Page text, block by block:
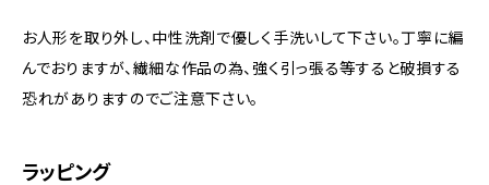
お人形を取り外し、中性洗剤で優しく手洗いして下さい。丁寧に編
んでおりますが、繊細な作品の為、強く引っ張る等すると破損する
恐れがありますのでご注意下さい。
ラッピング